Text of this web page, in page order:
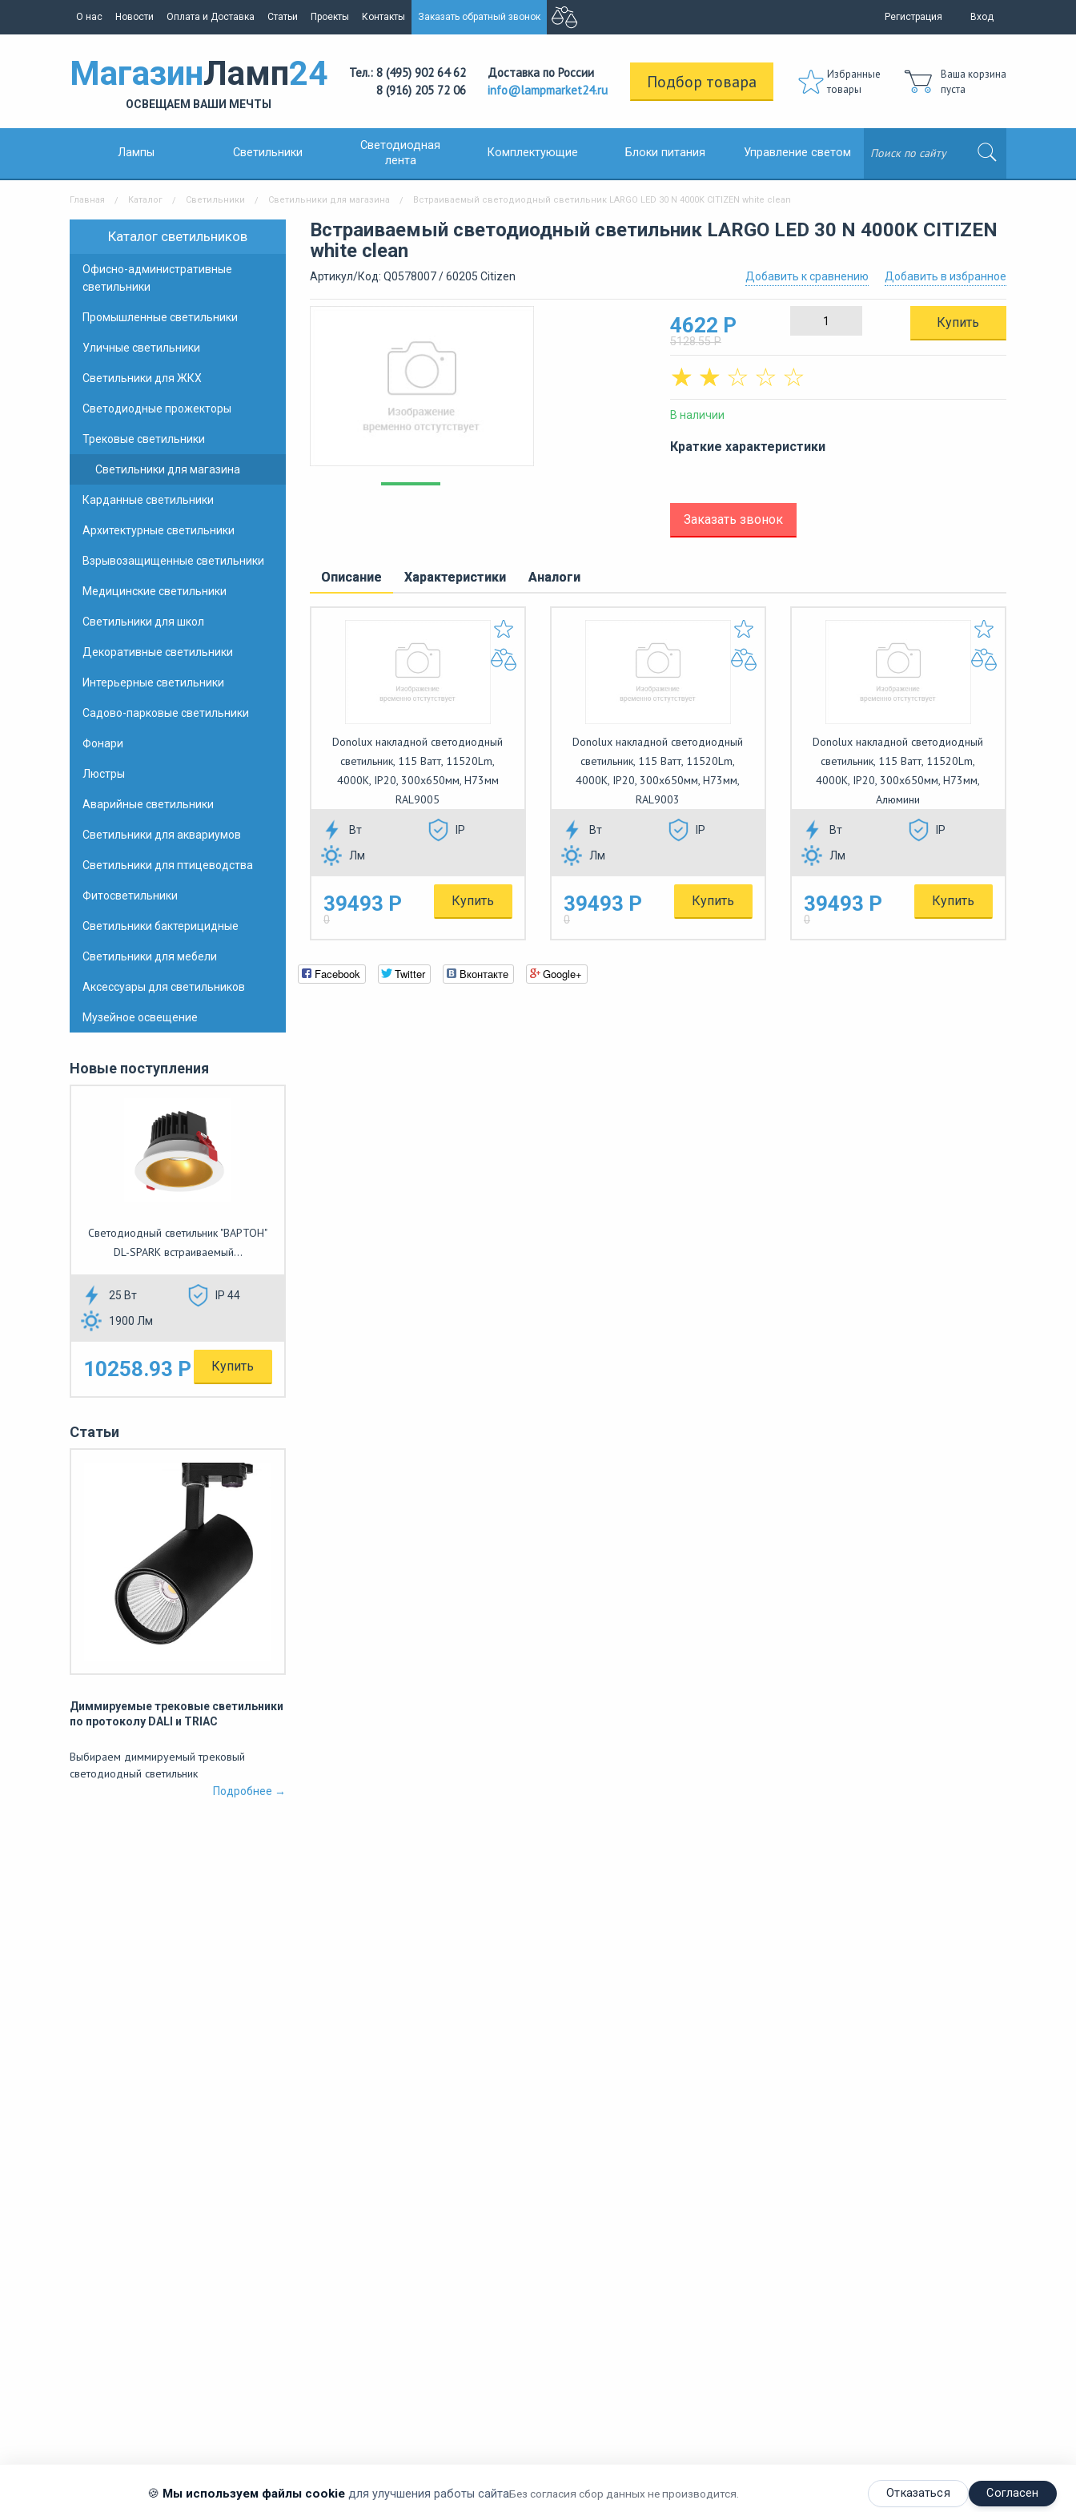
О нас Новости Оплата и Доставка Статьи Проекты Контакты Заказать обратный звонок Регистрация Вход
МагазинЛамп24
ОСВЕЩАЕМ ВАШИ МЕЧТЫ
Тел.: 8 (495) 902 64 62
8 (916) 205 72 06
Доставка по России
info@lampmarket24.ru
Подбор товара
Избранные
товары
Ваша корзина
пуста
Лампы Светильники
Светодиодная
лента
Комплектующие Блоки питания Управление светом
Главная Каталог Светильники Светильники для магазина Встраиваемый светодиодный светильник LARGO LED 30 N 4000K CITIZEN white clean
Каталог светильников
Офисно-административные
светильники
Промышленные светильники
Уличные светильники
Светильники для ЖКХ
Светодиодные прожекторы
Трековые светильники
Светильники для магазина
Карданные светильники
Архитектурные светильники
Взрывозащищенные светильники
Медицинские светильники
Светильники для школ
Декоративные светильники
Интерьерные светильники
Садово-парковые светильники
Фонари
Люстры
Аварийные светильники
Светильники для аквариумов
Светильники для птицеводства
Фитосветильники
Светильники бактерицидные
Светильники для мебели
Аксессуары для светильников
Музейное освещение
Новые поступления
Светодиодный светильник "ВАРТОН"
DL-SPARK встраиваемый...
25 Вт
IP 44
1900 Лм
10258.93 Р Купить
Статьи
Диммируемые трековые светильники
по протоколу DALI и TRIAC
Выбираем диммируемый трековый
светодиодный светильник
Подробнее →
Встраиваемый светодиодный светильник LARGO LED 30 N 4000K CITIZEN
white clean
Артикул/Код: Q0578007 / 60205 Citizen Добавить в избранное
Добавить к сравнению
4622 Р
5128.55 Р
Купить
☆
☆
☆
☆
☆
В наличии
Краткие характеристики
Заказать звонок
Описание Характеристики Аналоги
Donolux накладной светодиодный
светильник, 115 Ватт, 11520Lm,
4000К, IP20, 300х650мм, H73мм
RAL9005
Вт
IP
Лм
39493 Р
0
Купить
Donolux накладной светодиодный
светильник, 115 Ватт, 11520Lm,
4000К, IP20, 300х650мм, H73мм,
RAL9003
Вт
IP
Лм
39493 Р
0
Купить
Donolux накладной светодиодный
светильник, 115 Ватт, 11520Lm,
4000К, IP20, 300х650мм, H73мм,
Алюмини
Вт
IP
Лм
39493 Р
0
Купить
Facebook Twitter Вконтакте Google+
🍪 Мы используем файлы cookie для улучшения работы сайтаБез согласия сбор данных не производится. Отказаться Согласен